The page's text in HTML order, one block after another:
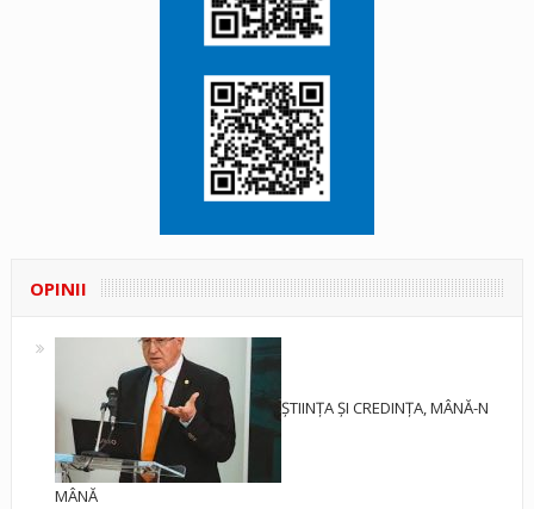
OPINII
ȘTIINȚA ȘI CREDINȚA, MÂNĂ-N
MÂNĂ